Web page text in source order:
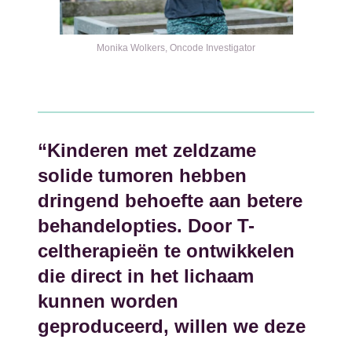
Monika Wolkers, Oncode Investigator
“Kinderen met zeldzame
solide tumoren hebben
dringend behoefte aan betere
behandelopties. Door T-
celtherapieën te ontwikkelen
die direct in het lichaam
kunnen worden
geproduceerd, willen we deze